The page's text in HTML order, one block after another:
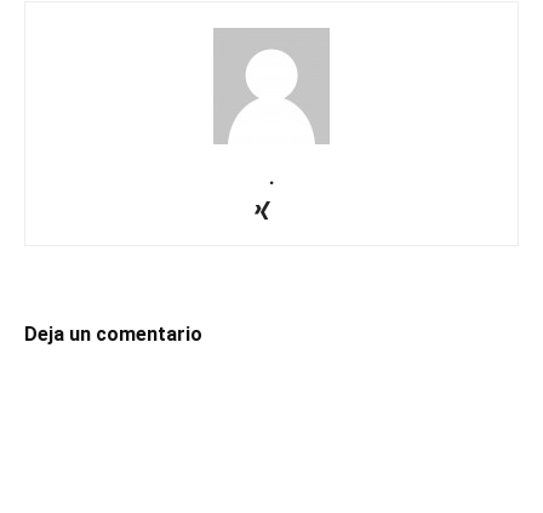
.
Deja un comentario